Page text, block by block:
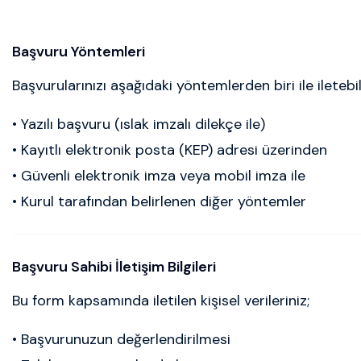
Başvuru Yöntemleri
Başvurularınızı aşağıdaki yöntemlerden biri ile
• Yazılı başvuru (ıslak imzalı dilekçe ile)
• Kayıtlı elektronik posta (KEP) adresi üzerinden
• Güvenli elektronik imza veya mobil imza ile
• Kurul tarafından belirlenen diğer yöntemler
Başvuru Sahibi İletişim Bilgileri
Bu form kapsamında iletilen kişisel verileriniz;
• Başvurunuzun değerlendirilmesi